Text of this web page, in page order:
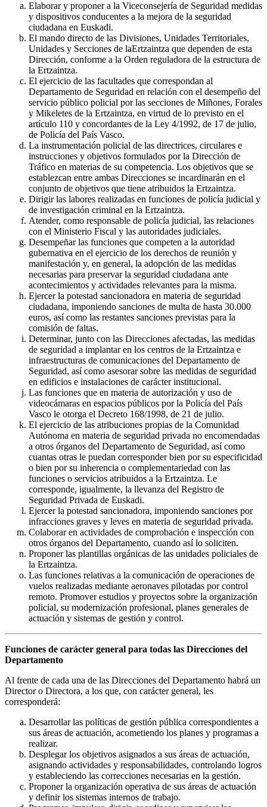
Elaborar y proponer a la Viceconsejería de Seguridad medidas
y dispositivos conducentes a la mejora de la seguridad
ciudadana en Euskadi.
El mando directo de las Divisiones, Unidades Territoriales,
Unidades y Secciones de laErtzaintza que dependen de esta
Dirección, conforme a la Orden reguladora de la estructura de
la Ertzaintza.
El ejercicio de las facultades que correspondan al
Departamento de Seguridad en relación con el desempeño del
servicio público policial por las secciones de Miñones, Forales
y Mikeletes de la Ertzaintza, en virtud de lo previsto en el
artículo 110 y concordantes de la Ley 4/1992, de 17 de julio,
de Policía del País Vasco.
La instrumentación policial de las directrices, circulares e
instrucciones y objetivos formulados por la Dirección de
Tráfico en materias de su competencia. Los objetivos que se
establezcan entre ambas Direcciones se incardinarán en el
conjunto de objetivos que tiene atribuidos la Ertzaintza.
Dirigir las labores realizadas en funciones de policía judicial y
de investigación criminal en la Ertzaintza.
Atender, como responsable de policía judicial, las relaciones
con el Ministerio Fiscal y las autoridades judiciales.
Desempeñar las funciones que competen a la autoridad
gubernativa en el ejercicio de los derechos de reunión y
manifestación y, en general, la adopción de las medidas
necesarias para preservar la seguridad ciudadana ante
acontecimientos y actividades relevantes para la misma.
Ejercer la potestad sancionadora en materia de seguridad
ciudadana, imponiendo sanciones de multa de hasta 30.000
euros, así como las restantes sanciones previstas para la
comisión de faltas.
Determinar, junto con las Direcciones afectadas, las medidas
de seguridad a implantar en los centros de la Ertzaintza e
infraestructuras de comunicaciones del Departamento de
Seguridad, así como asesorar sobre las medidas de seguridad
en edificios e instalaciones de carácter institucional.
Las funciones que en materia de autorización y uso de
videocámaras en espacios públicos por la Policía del País
Vasco le otorga el Decreto 168/1998, de 21 de julio.
El ejercicio de las atribuciones propias de la Comunidad
Autónoma en materia de seguridad privada no encomendadas
a otros órganos del Departamento de Seguridad, así como
cuantas otras le puedan corresponder bien por su especificidad
o bien por su inherencia o complementariedad con las
funciones o servicios atribuidos a la Ertzaintza. Le
corresponde, igualmente, la llevanza del Registro de
Seguridad Privada de Euskadi.
Ejercer la potestad sancionadora, imponiendo sanciones por
infracciones graves y leves en materia de seguridad privada.
Colaborar en actividades de comprobación e inspección con
otros órganos del Departamento, cuando así lo soliciten.
Proponer las plantillas orgánicas de las unidades policiales de
la Ertzaintza.
Las funciones relativas a la comunicación de operaciones de
vuelos realizadas mediante aeronaves pilotadas por control
remoto. Promover estudios y proyectos sobre la organización
policial, su modernización profesional, planes generales de
actuación y sistemas de gestión y control.
Funciones de carácter general para todas las Direcciones del
Departamento
Al frente de cada una de las Direcciones del Departamento habrá un
Director o Directora, a los que, con carácter general, les
corresponderá:
Desarrollar las políticas de gestión pública correspondientes a
sus áreas de actuación, acometiendo los planes y programas a
realizar.
Desplegar los objetivos asignados a sus áreas de actuación,
asignando actividades y responsabilidades, controlando logros
y estableciendo las correcciones necesarias en la gestión.
Proponer la organización operativa de sus áreas de actuación
y definir los sistemas internos de trabajo.